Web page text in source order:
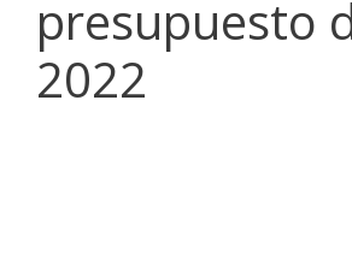
presupuesto
2022